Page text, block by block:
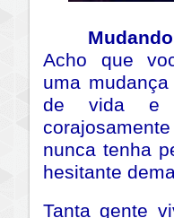
Acho que
uma
de vida e
nunca tenha
hesitante
Tanta gente